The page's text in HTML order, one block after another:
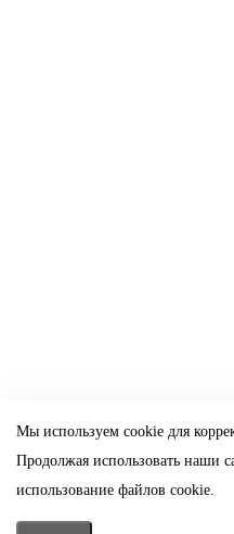
Мы используем cookie для
Продолжая использовать наши
использование файлов cookie.